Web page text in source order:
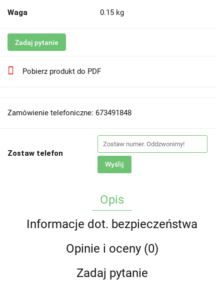
Waga 0.15 kg
Zadaj pytanie
Pobierz produkt do PDF
Zamówienie telefoniczne: 673491848
Zostaw telefon
Wyślij
Opis
Informacje dot. bezpieczeństwa
Opinie i oceny (0)
Zadaj pytanie